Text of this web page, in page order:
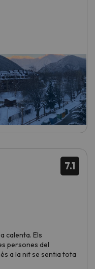
7.1
calenta. Els
persones del
a la nit se sentia tota